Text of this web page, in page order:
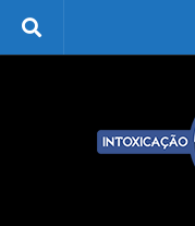
Skip to content